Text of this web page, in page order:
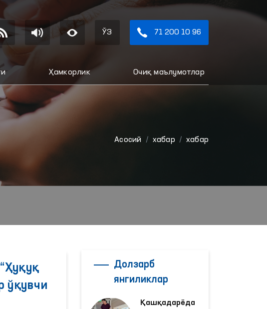
ЎЗ 71 200 10 96
Ҳамкорлик Очиқ маълумотлар
Aсосий хабар хабар
ўқувчи
Долзарб
янгиликлар
Қашқадарёда